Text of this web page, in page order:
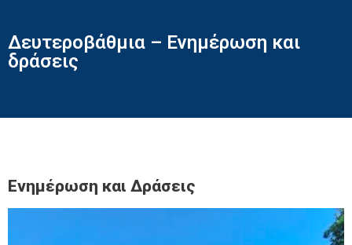
Δευτεροβάθμια – Ενημέρωση και
δράσεις
Ενημέρωση και Δράσεις